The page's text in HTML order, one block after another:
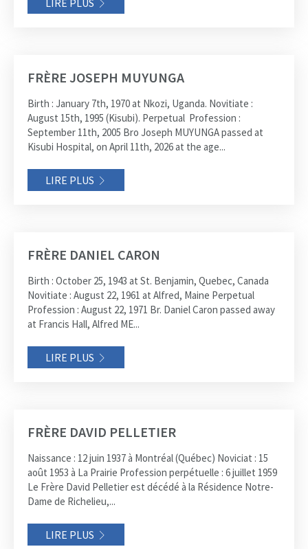
LIRE PLUS
FRÈRE JOSEPH MUYUNGA
Birth : January 7th, 1970 at Nkozi, Uganda. Novitiate :
August 15th, 1995 (Kisubi). Perpetual Profession :
September 11th, 2005 Bro Joseph MUYUNGA passed at
Kisubi Hospital, on April 11th, 2026 at the age...
LIRE PLUS
FRÈRE DANIEL CARON
Birth : October 25, 1943 at St. Benjamin, Quebec, Canada
Novitiate : August 22, 1961 at Alfred, Maine Perpetual
Profession : August 22, 1971 Br. Daniel Caron passed away
at Francis Hall, Alfred ME...
LIRE PLUS
FRÈRE DAVID PELLETIER
Naissance : 12 juin 1937 à Montréal (Québec) Noviciat : 15
août 1953 à La Prairie Profession perpétuelle : 6 juillet 1959
Le Frère David Pelletier est décédé à la Résidence Notre-
Dame de Richelieu,...
LIRE PLUS